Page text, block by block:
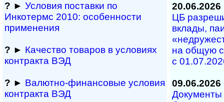
? ► Условия поставки по
Инкотермс 2010: осо­бен­нос­ти
применения
? ► Качество товаров в условиях
контракта ВЭД
? ► Валютно-финансовые условия
контракта ВЭД
20.06.2026
ЦБ
вкла­ды,
на об­щую
с
09.06.2026
Документы